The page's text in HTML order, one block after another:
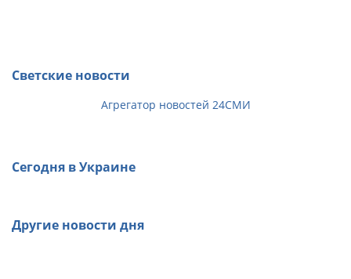
Светские новости
Агрегатор новостей 24СМИ
Сегодня в Украине
Другие новости дня